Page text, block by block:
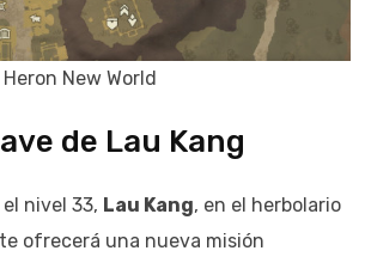
New World
de Lau Kang
nivel 33, Lau Kang, en el herbolario
ofrecerá una nueva misión